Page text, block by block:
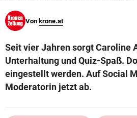
Von krone.at
Seit vier Jahren sorgt Caroline
Unterhaltung und Quiz-Spaß.
eingestellt werden. Auf Social
Moderatorin jetzt ab.